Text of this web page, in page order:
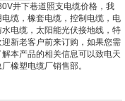
井下巷道照支电缆价格，我
电缆，橡套电缆，控制电缆，电
水电缆，太阳能光伏接地线，特
新老客户前来订购，如果您需
本产品的相关信息可以致电天
橡塑电缆厂销售部。